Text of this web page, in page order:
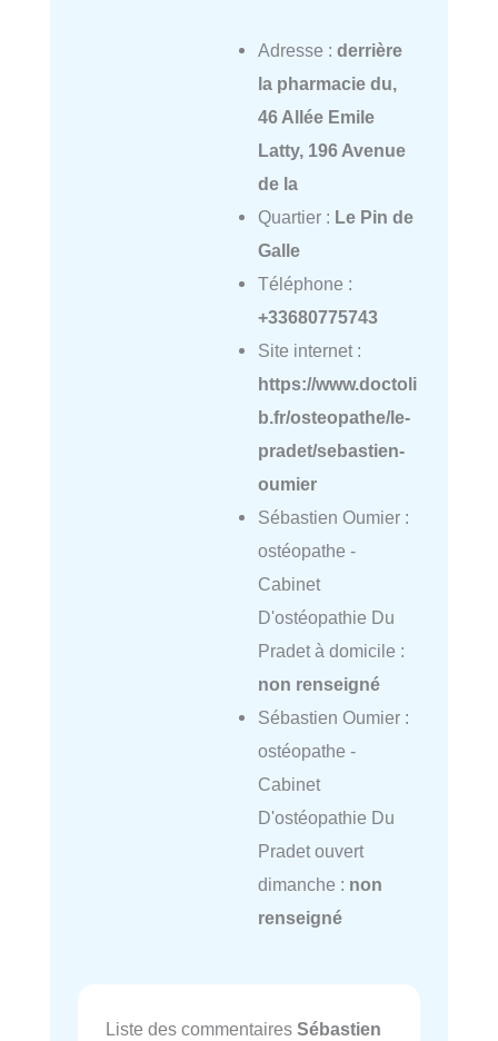
Adresse : derrière
la pharmacie du,
46 Allée Emile
Latty, 196 Avenue
de la
Quartier : Le Pin de
Galle
Téléphone :
+33680775743
Site internet :
https://www.doctoli
b.fr/osteopathe/le-
pradet/sebastien-
oumier
Sébastien Oumier :
ostéopathe -
Cabinet
D'ostéopathie Du
Pradet à domicile :
non renseigné
Sébastien Oumier :
ostéopathe -
Cabinet
D'ostéopathie Du
Pradet ouvert
dimanche : non
renseigné
Liste des commentaires Sébastien